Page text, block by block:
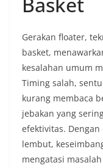
Gerakan floater,
basket,
kesalahan umum
Timing salah,
kurang membaca
jebakan yang
efektivitas.
lembut,
mengatasi